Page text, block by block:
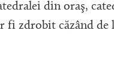
din oraş,
zdrobit căzând de